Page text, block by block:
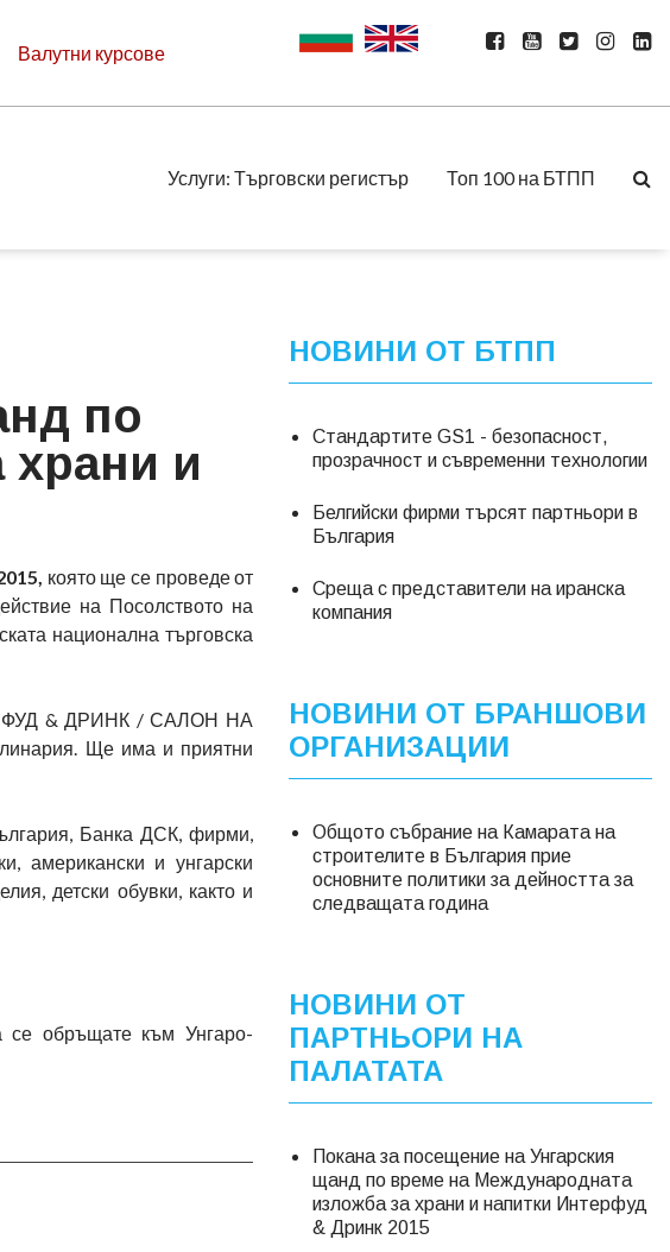
Валутни курсове
Услуги: Търговски регистър Топ 100 на БТПП
по
храни и
, която ще се проведе от
на Посолството на
национална търговска
& ДРИНК / САЛОН НА
Ще има и приятни
Банка ДСК, фирми,
американски и унгарски
детски обувки, както и
се обръщате към Унгаро-
НОВИНИ ОТ БТПП
Стандартите GS1 - безопасност,
прозрачност и съвременни технологии
Белгийски фирми търсят партньори в
България
Среща с представители на иранска
компания
НОВИНИ ОТ БРАНШОВИ
ОРГАНИЗАЦИИ
Общото събрание на Камарата на
строителите в България прие
основните политики за дейността за
следващата година
НОВИНИ ОТ
ПАРТНЬОРИ НА
ПАЛАТАТА
Покана за посещение на Унгарския
щанд по време на Международната
изложба за храни и напитки Интерфуд
& Дринк 2015